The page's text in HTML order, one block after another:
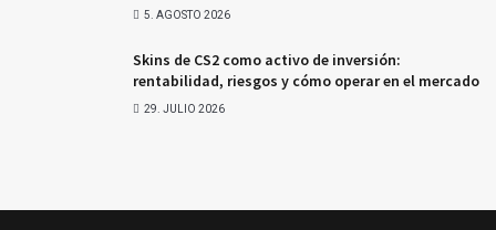
5. AGOSTO 2026
Skins de CS2 como activo de inversión:
rentabilidad, riesgos y cómo operar en el mercado
29. JULIO 2026